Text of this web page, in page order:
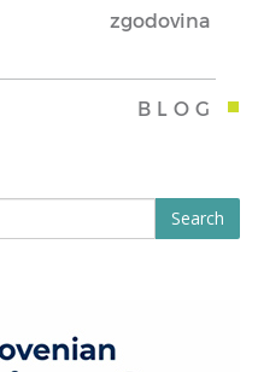
zgodovina
BLOG
Search